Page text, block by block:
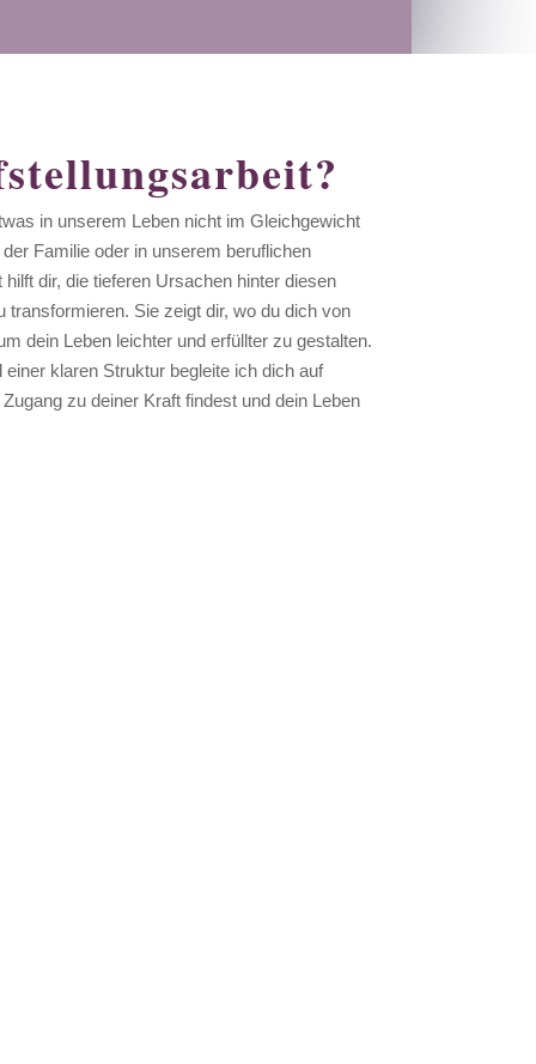
in unserem Leben nicht im Gleichgewicht
Familie oder in unserem beruflichen
dir, die tieferen Ursachen hinter diesen
transformieren. Sie zeigt dir, wo du dich von
dein Leben leichter und erfüllter zu gestalten.
klaren Struktur begleite ich dich auf
zu deiner Kraft findest und dein Leben